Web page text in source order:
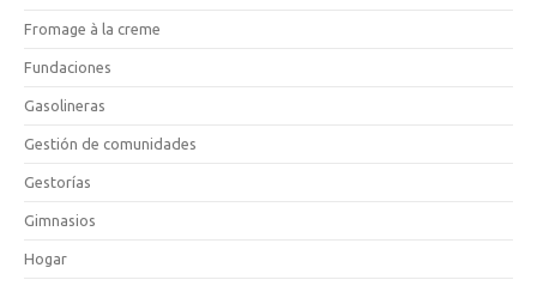
Fromage à la creme
Fundaciones
Gasolineras
Gestión de comunidades
Gestorías
Gimnasios
Hogar